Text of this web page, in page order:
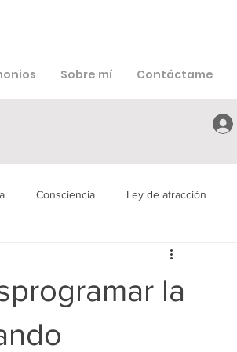
Sobre mí Contáctame
Consciencia Ley de atracción
Creencias
la